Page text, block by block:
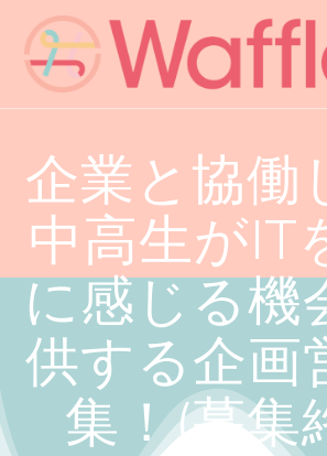
企業と協働
中高生がIT
に感じる機
供する企画
集！(募集